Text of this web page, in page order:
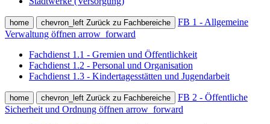
home chevron_left Zurück zu Fachbereiche
FB 1 - Allgemeine
Verwaltung öffnen arrow_forward
Fachdienst 1.1 - Gremien und Öffentlichkeit
Fachdienst 1.2 - Personal und Organisation
Fachdienst 1.3 - Kindertagesstätten und Jugendarbeit
home chevron_left Zurück zu Fachbereiche
FB 2 - Öffentliche
Sicherheit und Ordnung öffnen arrow_forward